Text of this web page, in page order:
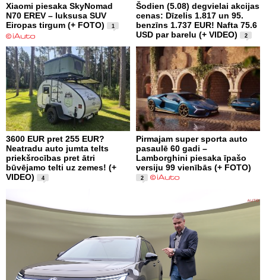
Xiaomi piesaka SkyNomad
N70 EREV – luksusa SUV
Eiropas tirgum (+ FOTO)
1
Šodien (5.08) degvielai akcijas
cenas: Dīzelis 1.817 un 95.
benzīns 1.737 EUR! Nafta 75.6
USD par barelu (+ VIDEO)
2
3600 EUR pret 255 EUR?
Neatradu auto jumta telts
priekšrocības pret ātri
būvējamo telti uz zemes! (+
VIDEO)
4
Pirmajam super sporta auto
pasaulē 60 gadi –
Lamborghini piesaka īpašo
versiju 99 vienībās (+ FOTO)
2